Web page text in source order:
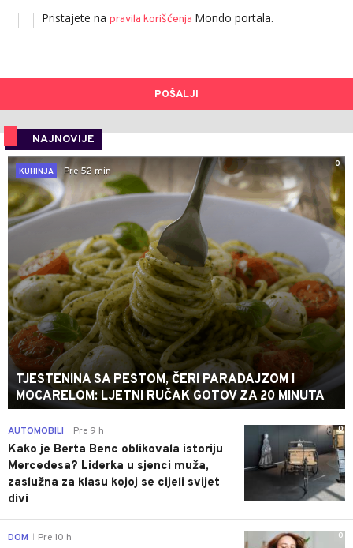
Pristajete na pravila korišćenja Mondo portala.
POŠALJI
NAJNOVIJE
0
KUHINJA
Pre 52 min
TJESTENINA SA PESTOM, ČERI PARADAJZOM I
MOCARELOM: LJETNI RUČAK GOTOV ZA 20 MINUTA
0
AUTOMOBILI Pre 9 h
Kako je Berta Benc oblikovala istoriju
Mercedesa? Liderka u sjenci muža,
zaslužna za klasu kojoj se cijeli svijet
divi
0
DOM Pre 10 h